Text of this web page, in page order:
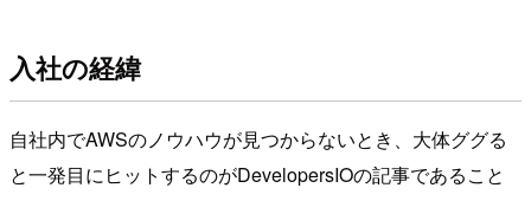
入社の経緯
自社内でAWSのノウハウが見つからないとき、大体ググる
と一発目にヒットするのがDevelopersIOの記事であること